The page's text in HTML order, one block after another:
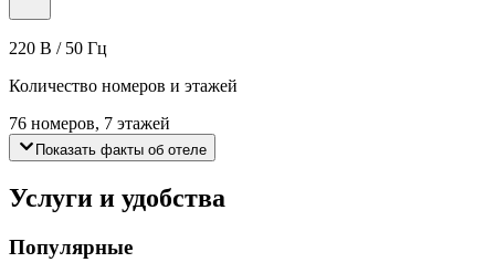
220 В / 50 Гц
Количество номеров и этажей
76 номеров, 7 этажей
Показать факты об отеле
Услуги и удобства
Популярные